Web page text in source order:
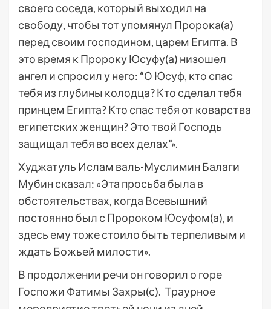
своего соседа, который выходил на
свободу, чтобы тот упомянул Пророка(а)
перед своим господином, царем Египта. В
это время к Пророку Юсуфу(а) низошел
ангел и спросил у него: “О Юсуф, кто спас
тебя из глубины колодца? Кто сделал тебя
принцем Египта? Кто спас тебя от коварства
египетских женщин? Это твой Господь
защищал тебя во всех делах”».
Худжатуль Ислам валь-Муслимин Балаги
Мубин сказал: «Эта просьба была в
обстоятельствах, когда Всевышний
постоянно был с Пророком Юсуфом(а), и
здесь ему тоже стоило быть терпеливым и
ждать Божьей милости».
В продолжении речи он говорил о горе
Госпожи Фатимы Захры(с). Траурное